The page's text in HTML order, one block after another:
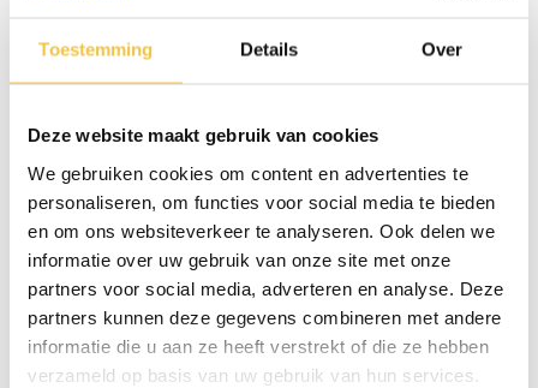
Toestemming Details Over
Deze website maakt gebruik van cookies
We gebruiken cookies om content en advertenties te
personaliseren, om functies voor social media te bieden
en om ons websiteverkeer te analyseren. Ook delen we
informatie over uw gebruik van onze site met onze
partners voor social media, adverteren en analyse. Deze
partners kunnen deze gegevens combineren met andere
informatie die u aan ze heeft verstrekt of die ze hebben
verzameld op basis van uw gebruik van hun services.
Veelzijdig inzetbaar:geschikt voor een breed
scala aan meubels, zoals tafels, stoelen en kasten.
dopjes om de vloer te beschermen tegen krassen.
Vierkante meubelpootjes
Vierkante meubelpootjes hebben een strakke,
geometrische vorm die vooral goed aansluit bij
minimalistische en industriële stijlen.
Moderne look:ze hebben een moderne en
robuuste uitstraling.